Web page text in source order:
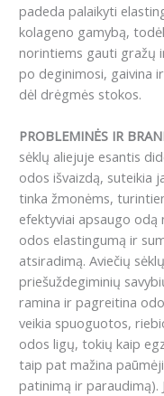
padeda palaikyti
kolageno gamybą,
norintiems gauti gražų
po deginimosi, gaivina
dėl drėgmės stokos.
PROBLEMINĖS IR
sėklų aliejuje esantis
odos išvaizdą, suteikia
tinka žmonėms,
efektyviai apsaugo odą
odos elastingumą ir
atsiradimą. Aviečių
priešuždegiminių
ramina ir pagreitina
veikia spuoguotos,
odos ligų, tokių kaip
taip pat mažina
patinimą ir paraudimą).